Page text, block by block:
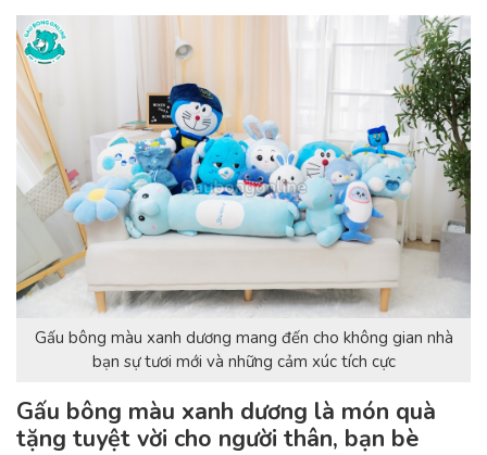
Gấu bông màu xanh dương mang đến cho không gian nhà
bạn sự tươi mới và những cảm xúc tích cực
Gấu bông màu xanh dương là món quà
tặng tuyệt vời cho người thân, bạn bè